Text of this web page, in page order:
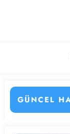
GÜNCEL
Personel